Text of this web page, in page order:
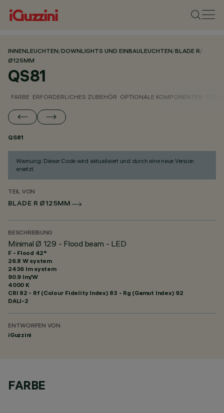
INNENLEUCHTEN/DOWNLIGHTS UND EINBAULEUCHTEN/BLADE R/
Ø125MM
QS81
FARBE ERFORDERLICHES ZUBEHÖR OPTIONALE KOMPONENTEN
QS81
Warnung: Dieser Code wird aktualisiert und durch eine neue Version
ersetzt.
TEIL VON
BLADE R Ø125MM
BESCHREIBUNG
Minimal Ø 129 - Flood beam - LED
F - Flood 42°
26.8 W system
2436 lm system
90.9 lm/W
4000 K
CRI 82 - Rf (Colour Fidelity Index) 83 - Rg (Gamut Index) 92
DALI-2
ENTWORFEN VON
iGuzzini
FARBE